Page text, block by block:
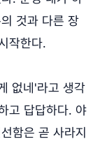
것과 다른 장
작한다.
없네'라고 생각
고 답답하다. 야
함은 곧 사라지